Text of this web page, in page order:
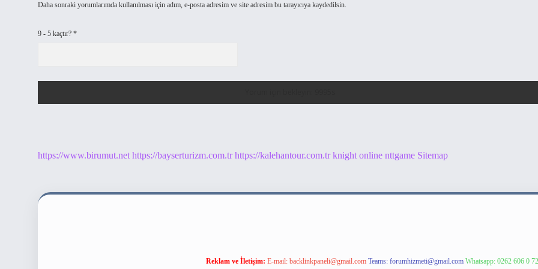
Daha sonraki yorumlarımda kullanılması için adım, e-posta adresim ve site adresim bu tarayıcıya kaydedilsin.
9 - 5 kaçtır? *
https://www.birumut.net https://bayserturizm.com.tr https://kalehantour.com.tr knight online nttgame Sitemap
Reklam ve İletişim: E-mail: backlinkpaneli@gmail.com Teams: forumhizmeti@gmail.com Whatsapp: 0262 606 0